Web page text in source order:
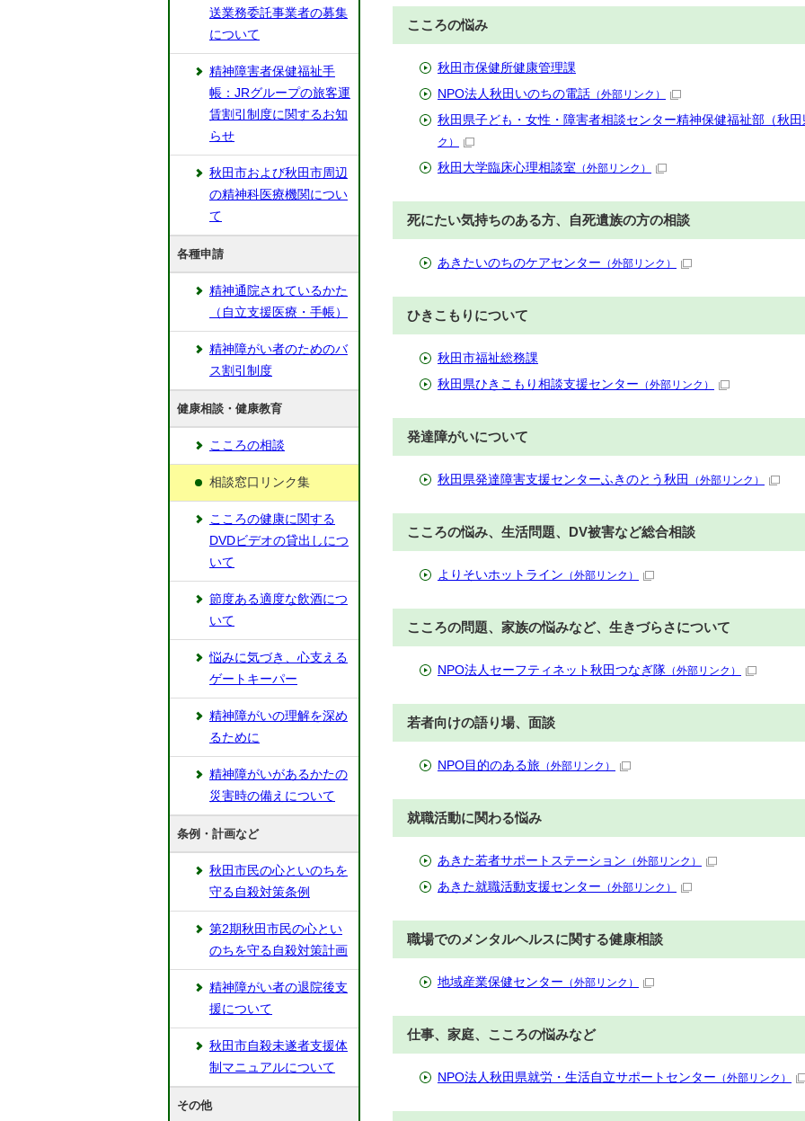
こころの悩み
秋田市保健所健康管理課
NPO法人秋田いのちの電話 （外部リンク）
秋田県子ども・女性・障害者相談センター精神保健福祉部（秋田
ク）
秋田大学臨床心理相談室 （外部リンク）
死にたい気持ちのある方、自死遺族の方の相談
あきたいのちのケアセンター （外部リンク）
ひきこもりについて
秋田市福祉総務課
秋田県ひきこもり相談支援センター （外部リンク）
発達障がいについて
秋田県発達障害支援センターふきのとう秋田 （外部リンク）
こころの悩み、生活問題、DV被害など総合相談
よりそいホットライン （外部リンク）
こころの問題、家族の悩みなど、生きづらさについて
NPO法人セーフティネット秋田つなぎ隊 （外部リンク）
若者向けの語り場、面談
NPO目的のある旅 （外部リンク）
就職活動に関わる悩み
あきた若者サポートステーション （外部リンク）
あきた就職活動支援センター （外部リンク）
職場でのメンタルヘルスに関する健康相談
地域産業保健センター （外部リンク）
仕事、家庭、こころの悩みなど
NPO法人秋田県就労・生活自立サポートセンター （外部リンク）
送業務委託事業者の募集
について
精神障害者保健福祉手
帳：JRグループの旅客運
賃割引制度に関するお知
らせ
秋田市および秋田市周辺
の精神科医療機関につい
て
各種申請
精神通院されているかた
（自立支援医療・手帳）
精神障がい者のためのバ
ス割引制度
健康相談・健康教育
こころの相談
相談窓口リンク集
こころの健康に関する
DVDビデオの貸出しにつ
いて
節度ある適度な飲酒につ
いて
悩みに気づき、心支える
ゲートキーパー
精神障がいの理解を深め
るために
精神障がいがあるかたの
災害時の備えについて
条例・計画など
秋田市民の心といのちを
守る自殺対策条例
第2期秋田市民の心とい
のちを守る自殺対策計画
精神障がい者の退院後支
援について
秋田市自殺未遂者支援体
制マニュアルについて
その他